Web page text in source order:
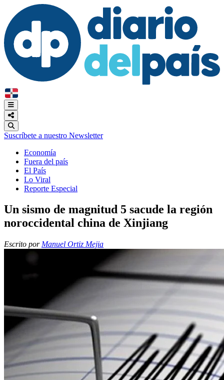
Suscríbete a nuestro Newsletter
Economía
Fuera del país
El País
Lo Viral
Reporte Especial
Un sismo de magnitud 5 sacude la región
noroccidental china de Xinjiang
Escrito por Manuel Ortiz Mejia